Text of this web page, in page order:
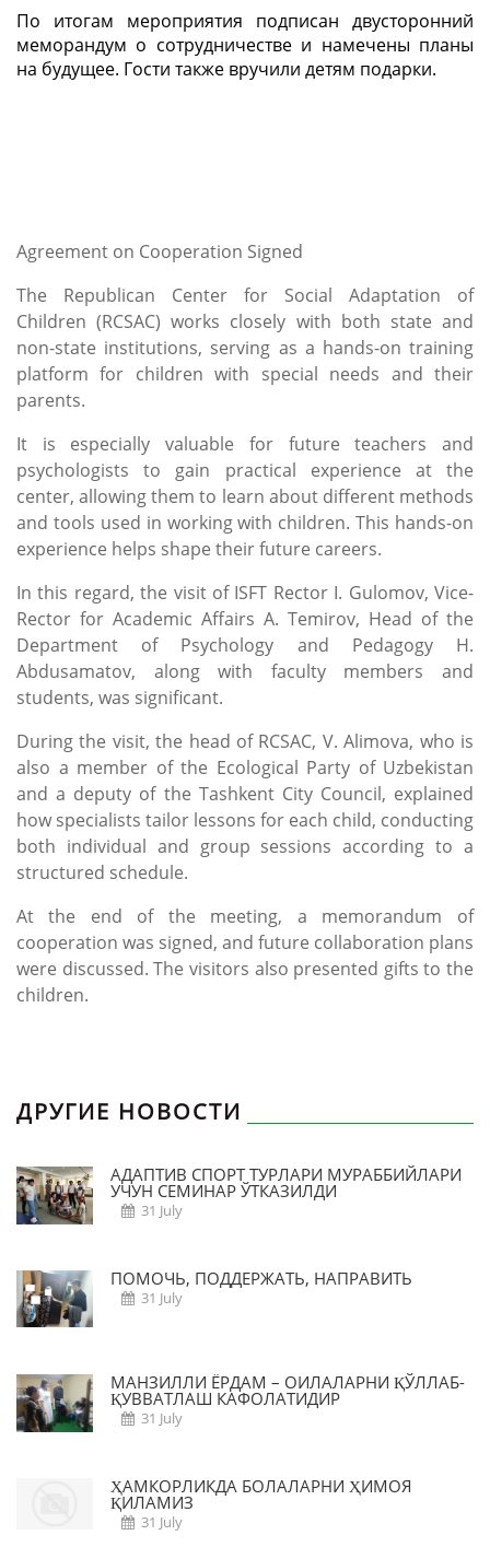
По итогам мероприятия подписан двусторонний
меморандум о сотрудничестве и намечены планы
на будущее. Гости также вручили детям подарки.
Agreement on Cooperation Signed
The Republican Center for Social Adaptation of
Children (RCSAC) works closely with both state and
non-state institutions, serving as a hands-on training
platform for children with special needs and their
parents.
It is especially valuable for future teachers and
psychologists to gain practical experience at the
center, allowing them to learn about different methods
and tools used in working with children. This hands-on
experience helps shape their future careers.
In this regard, the visit of ISFT Rector I. Gulomov, Vice-
Rector for Academic Affairs A. Temirov, Head of the
Department of Psychology and Pedagogy H.
Abdusamatov, along with faculty members and
students, was significant.
During the visit, the head of RCSAC, V. Alimova, who is
also a member of the Ecological Party of Uzbekistan
and a deputy of the Tashkent City Council, explained
how specialists tailor lessons for each child, conducting
both individual and group sessions according to a
structured schedule.
At the end of the meeting, a memorandum of
cooperation was signed, and future collaboration plans
were discussed.The visitors also presented gifts to the
children.
ДРУГИЕ НОВОСТИ
АДАПТИВ СПОРТ ТУРЛАРИ МУРАББИЙЛАРИ
УЧУН СЕМИНАР ЎТКАЗИЛДИ
31 July
ПОМОЧЬ, ПОДДЕРЖАТЬ, НАПРАВИТЬ
31 July
МАНЗИЛЛИ ЁРДАМ – ОИЛАЛАРНИ ҚЎЛЛАБ-
ҚУВВАТЛАШ КАФОЛАТИДИР
31 July
ҲАМКОРЛИКДА БОЛАЛАРНИ ҲИМОЯ
ҚИЛАМИЗ
31 July